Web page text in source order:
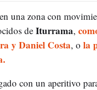
una zona con
de Iturrama,
y Daniel Costa, o la
con un aperitivo